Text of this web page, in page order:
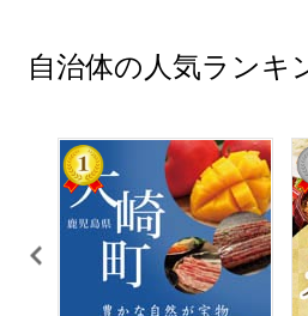
自治体の人気ランキ